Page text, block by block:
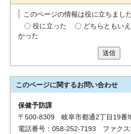
このページの情報は役に立ちまし
役に立った
どちらともい
かった
送信
このページに関するお問い合わせ
保健予防課
〒500-8309 岐阜市都通2丁目19
電話番号：058-252-7193 ファク